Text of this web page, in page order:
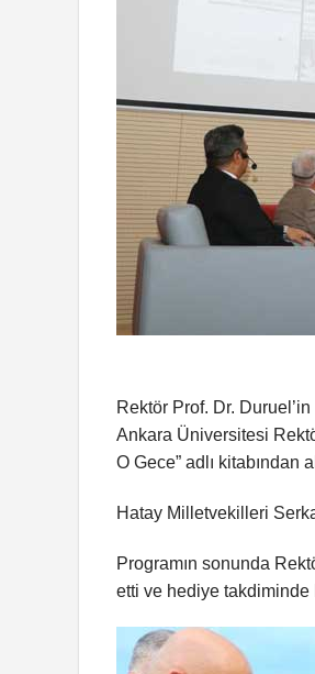
Rektör Prof. Dr.
Ankara Üniversitesi
O Gece” adlı kitabından
Hatay Milletvekilleri
Programın sonunda
etti ve hediye takdiminde